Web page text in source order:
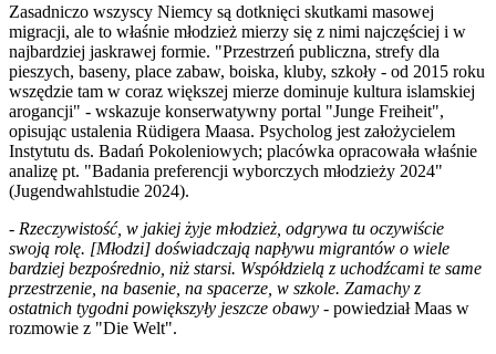
Zasadniczo wszyscy Niemcy są dotknięci skutkami masowej
migracji, ale to właśnie młodzież mierzy się z nimi najczęściej i w
najbardziej jaskrawej formie. "Przestrzeń publiczna, strefy dla
pieszych, baseny, place zabaw, boiska, kluby, szkoły - od 2015 roku
wszędzie tam w coraz większej mierze dominuje kultura islamskiej
arogancji" - wskazuje konserwatywny portal "Junge Freiheit",
opisując ustalenia Rüdigera Maasa. Psycholog jest założycielem
Instytutu ds. Badań Pokoleniowych; placówka opracowała właśnie
analizę pt. "Badania preferencji wyborczych młodzieży 2024"
(Jugendwahlstudie 2024).
- Rzeczywistość, w jakiej żyje młodzież, odgrywa tu oczywiście
swoją rolę. [Młodzi] doświadczają napływu migrantów o wiele
bardziej bezpośrednio, niż starsi. Współdzielą z uchodźcami te same
przestrzenie, na basenie, na spacerze, w szkole. Zamachy z
ostatnich tygodni powiększyły jeszcze obawy - powiedział Maas w
rozmowie z "Die Welt".